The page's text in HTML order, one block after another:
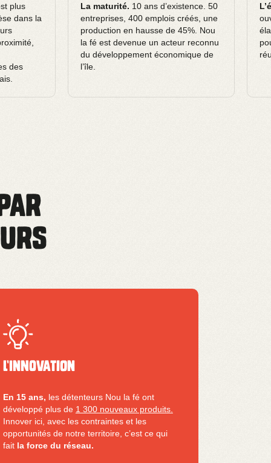
plus
dans la
des
La maturité. 10 ans d’existence. 50
entreprises, 400 emplois créés, une
production en hausse de 45%. Nou
la fé est devenue un acteur reconnu
du développement économique de
l’île.
L’innovation
En 15 ans, les détenteurs Nou la fé ont
développé plus de 1 300 nouveaux produits.
Innover ici, avec les contraintes et les
opportunités de notre territoire, c’est ce qui
fait la force du réseau.